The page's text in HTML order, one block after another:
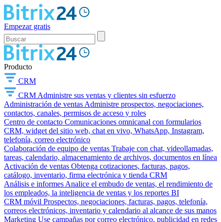
Empezar gratis
Producto
CRM
CRM Administre sus ventas y clientes sin esfuerzo
Administración de ventas Administre prospectos, negociaciones,
contactos, canales, permisos de acceso y roles
Centro de contacto Comunicaciones omnicanal con formularios
CRM, widget del sitio web, chat en vivo, WhatsApp, Instagram,
telefonía, correo electrónico
Colaboración de equipo de ventas Trabaje con chat, videollamadas,
tareas, calendario, almacenamiento de archivos, documentos en línea
Activación de ventas Obtenga cotizaciones, facturas, pagos,
catálogo, inventario, firma electrónica y tienda CRM
Análisis e informes Analice el embudo de ventas, el rendimiento de
los empleados, la inteligencia de ventas y los reportes BI
CRM móvil Prospectos, negociaciones, facturas, pagos, telefonía,
correos electrónicos, inventario y calendario al alcance de sus manos
Marketing Use campañas por correo electrónico, publicidad en redes